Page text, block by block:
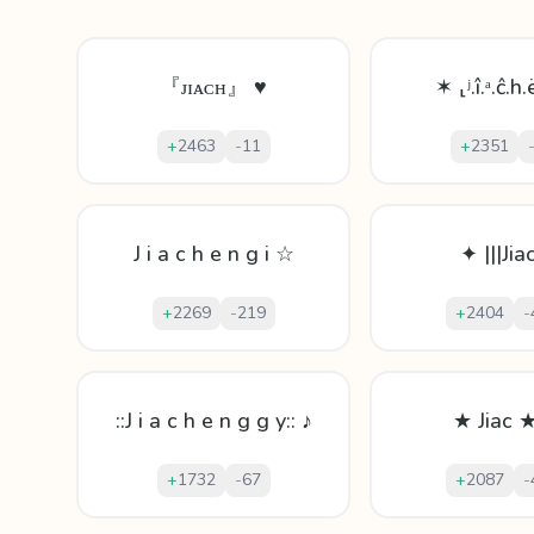
『ᴊɪᴀᴄʜ』 ♥
+2463 -11
✶
+2351
J i a c h e n g i ☆
+2269 -219
✦
+2404 -
::J i a c h e n g g y:: ♪
+1732 -67
★ Jiac
+2087 -